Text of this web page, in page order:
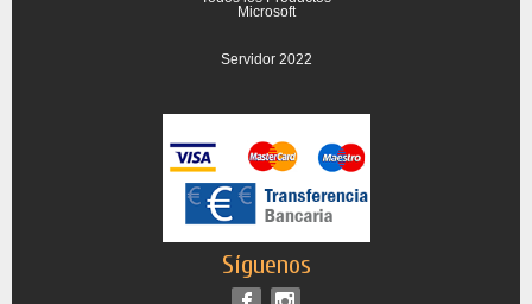
Microsoft
Servidor 2022
Síguenos